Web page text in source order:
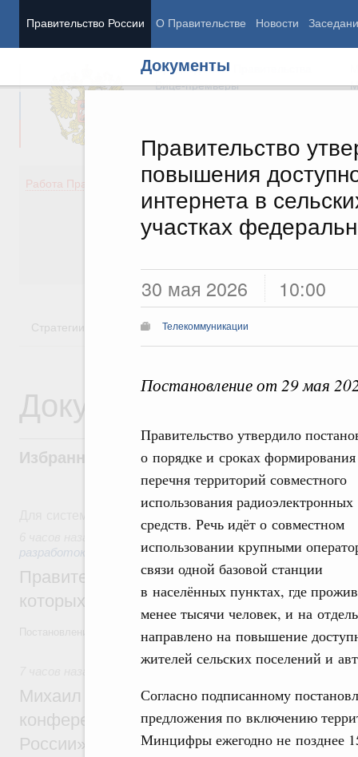
Правительство России О Правительстве Новости
Документы
Правительство
повышения
интернета в
участках
30 мая 2026 10:00
Телекоммуникации
Постановление от 29 мая
Правительство утвердило
о порядке и сроках формирования
перечня территорий совместного
использования радиоэлектронных
средств. Речь идёт о совместном
использовании крупными
связи одной базовой станции
в населённых пунктах, где
менее тысячи человек, и на
направлено на повышение
жителей сельских поселений и
Согласно подписанному
предложения по включению
Минцифры ежегодно не позднее
Председатель Правительства
Вице-премьеры
Работа Правительства
Демография
Здоровье
Образование
Культура
Государство
Стратегии Государственные программы
Документы
Избранные документы со справками к
Для системного поиска перейдите в раздел "Поиск по
Государственная политика в сфере
разработок
Правительство расширило перечень
которых освобождаются от НДФЛ
Постановление от 5 августа 2026 года №978
Михаил Мишустин дал поручения по
конференции «Цифровая индустрия
России»